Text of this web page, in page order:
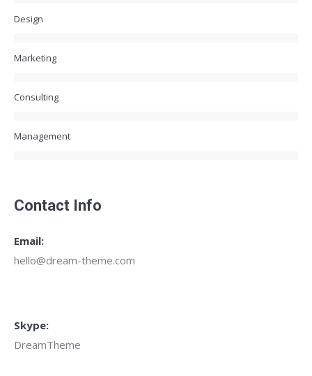
Design
Marketing
Consulting
Management
Contact Info
Email:
hello@dream-theme.com
Skype:
DreamTheme